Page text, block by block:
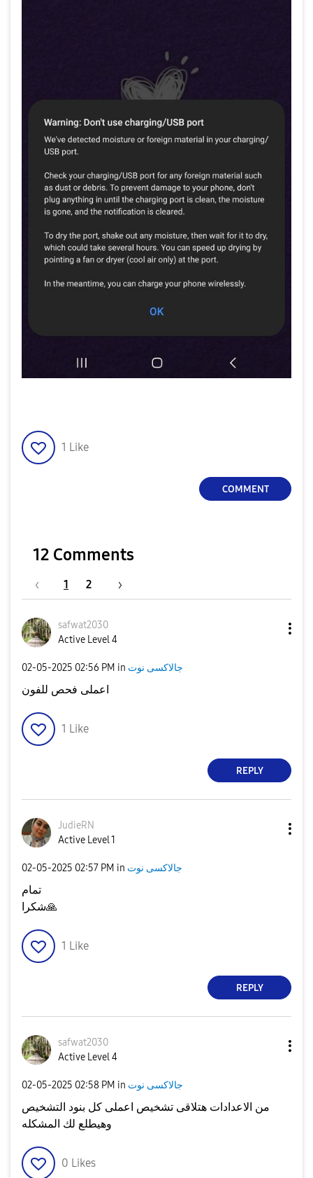
1 Like
COMMENT
12 Comments
1 2
safwat2030
Active Level 4
‎02-05-2025 02:56 PM in جالاكسى نوت
اعملى فحص للفون
1 Like
REPLY
JudieRN
Active Level 1
‎02-05-2025 02:57 PM in جالاكسى نوت
تمام
شكرا🙏
1 Like
REPLY
safwat2030
Active Level 4
‎02-05-2025 02:58 PM in جالاكسى نوت
من الاعدادات هتلاقى تشخيص اعملى كل بنود التشخيص
وهيطلع لك المشكله
0 Likes